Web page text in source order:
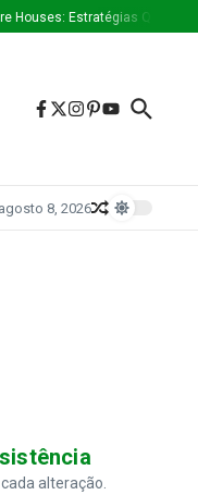
Estratégias Que Estão
8, 2026
alteração.